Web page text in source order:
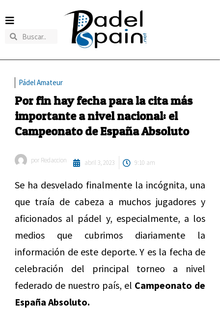
Pádel Amateur
Por fin hay fecha para la cita más
importante a nivel nacional: el
Campeonato de España Absoluto
por Redaccion abril 3, 2023 9:10 am
Se ha desvelado finalmente la incógnita, una
que traía de cabeza a muchos jugadores y
aficionados al pádel y, especialmente, a los
medios que cubrimos diariamente la
información de este deporte. Y es la fecha de
celebración del principal torneo a nivel
federado de nuestro país, el Campeonato de
España Absoluto.